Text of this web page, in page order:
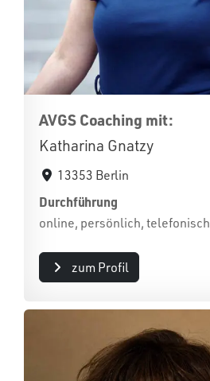
AVGS Coaching mit:
Katharina Gnatzy
13353 Berlin
Durchführung
online, persönlich, telefonisch
zum Profil